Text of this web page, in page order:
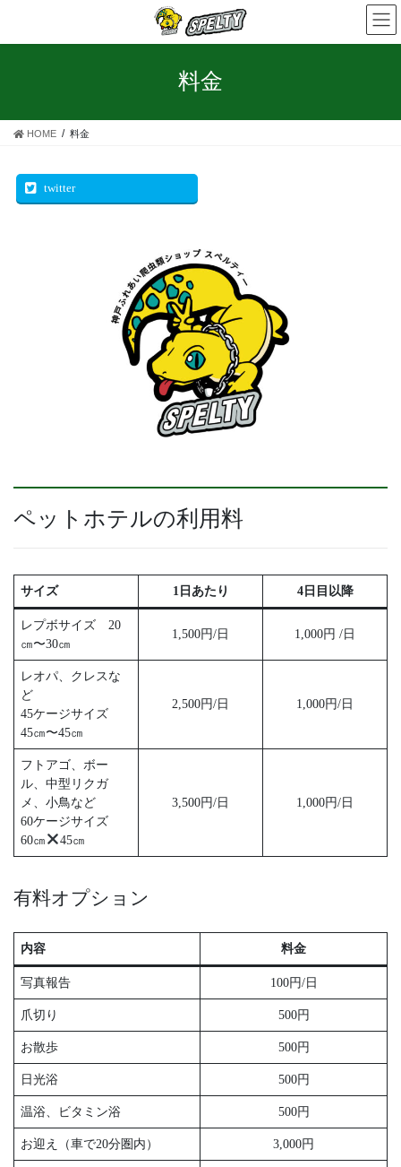
テ
ス
ゲ
ン
料金
HOME 料金
twitter
ペットホテルの利用料
サイズ 1日あたり 4日目以降
レプボサイズ 20
㎝〜30㎝
1,500円/日 1,000円 /日
レオパ、クレスな
ど
45ケージサイズ
45㎝〜45㎝
2,500円/日 1,000円/日
フトアゴ、ボー
ル、中型リクガ
メ、小鳥など
60ケージサイズ
60㎝
45㎝
3,500円/日 1,000円/日
有料オプション
内容 料金
写真報告 100円/日
爪切り 500円
お散歩 500円
日光浴 500円
温浴、ビタミン浴 500円
お迎え（車で20分圏内） 3,000円